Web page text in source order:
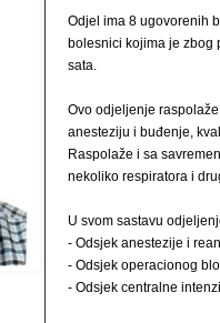
Odjel ima 8 ugovorenih
bolesnici kojima je zbog
sata.
Ovo odjeljenje
anesteziju i buđenje,
Raspolaže i sa
nekoliko respiratora i
U svom sastavu
- Odsjek anestezije i
- Odsjek operacionog
- Odsjek centralne